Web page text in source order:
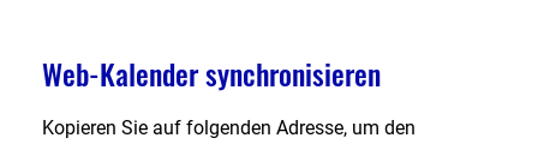
Web-Kalender synchronisieren
Kopieren Sie auf folgenden Adresse, um den